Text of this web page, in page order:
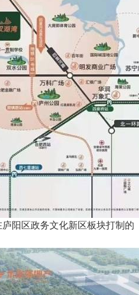
阳区政务文化新区板块打制的